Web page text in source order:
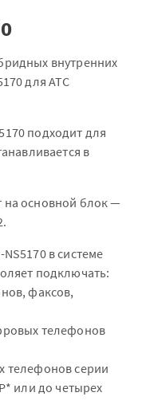
внутренних
для АТС
подходит для
в
на основной блок —
в системе
подключать:
факсов,
телефонов
телефонов серии
или до четырех